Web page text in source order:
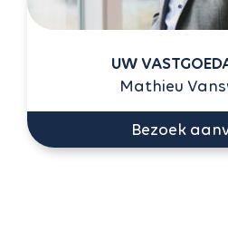
UW
Mathieu
Bezoek